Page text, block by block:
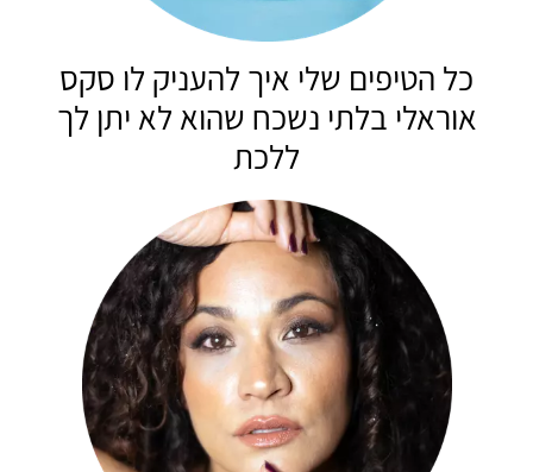
כל הטיפים שלי איך להעניק לו סקס
אוראלי בלתי נשכח שהוא לא יתן לך
ללכת